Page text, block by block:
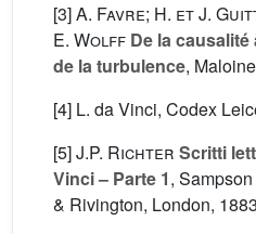
[3]A. Favre; H. et J.
E. Wolff De la
de la turbulence,
[4] L. da Vinci, Codex
[5]J.P. Richter Scritti
Vinci – Parte 1,
& Rivington, London, 1883